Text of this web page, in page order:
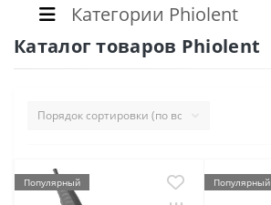
Категории Phiolent
Каталог товаров Phiolent
Популярный Популярный